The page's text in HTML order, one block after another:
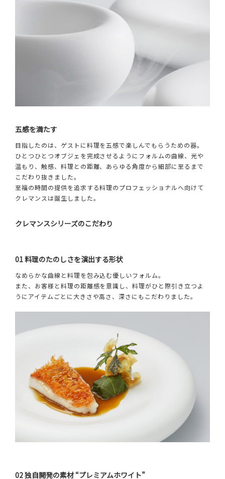
五感を満たす
目指したのは、ゲストに料理を五感で楽しんでもらうための器。
ひとつひとつオブジェを完成させるようにフォルムの曲線、光や
温もり、触感、料理との距離、あらゆる角度から細部に至るまで
こだわり抜きました。
至福の時間の提供を追求する料理のプロフェッショナルへ向けて
クレマンスは誕生しました。
クレマンスシリーズのこだわり
01 料理のたのしさを演出する形状
なめらかな曲線と料理を包み込む優しいフォルム。
また、お客様と料理の距離感を意識し、料理がひと際引き立つよ
うにアイテムごとに大きさや高さ、深さにもこだわりました。
02 独自開発の素材 “プレミアムホワイト”